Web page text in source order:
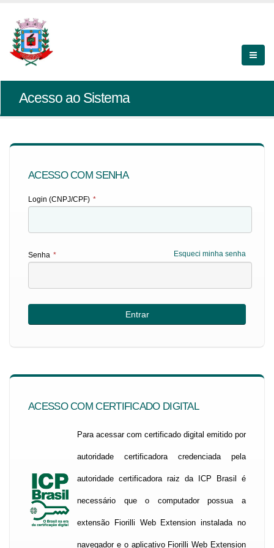
Acesso ao Sistema
ACESSO COM SENHA
Login (CNPJ/CPF) *
Esqueci minha senha
Senha *
ACESSO COM CERTIFICADO DIGITAL
Para acessar com certificado digital emitido por
autoridade certificadora credenciada pela
autoridade certificadora raiz da ICP Brasil é
necessário que o computador possua a
extensão Fiorilli Web Extension instalada no
navegador e o aplicativo Fiorilli Web Extension